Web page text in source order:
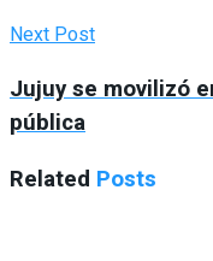
Next Post
Jujuy se movilizó
pública
Related Posts